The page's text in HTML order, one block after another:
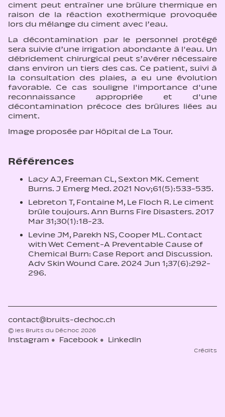
ciment peut entraîner une brûlure thermique en
raison de la réaction exothermique provoquée
lors du mélange du ciment avec l’eau.
La décontamination par le personnel protégé
sera suivie d’une irrigation abondante à l'eau. Un
débridement chirurgical peut s’avérer nécessaire
dans environ un tiers des cas. Ce patient, suivi à
la consultation des plaies, a eu une évolution
favorable. Ce cas souligne l'importance d'une
reconnaissance appropriée et d'une
décontamination précoce des brûlures liées au
ciment.
Image proposée par Hôpital de La Tour.
Références
Lacy AJ, Freeman CL, Sexton MK. Cement
Burns. J Emerg Med. 2021 Nov;61(5):533-535.
Lebreton T, Fontaine M, Le Floch R. Le ciment
brûle toujours. Ann Burns Fire Disasters. 2017
Mar 31;30(1):18-23.
Levine JM, Parekh NS, Cooper ML. Contact
with Wet Cement-A Preventable Cause of
Chemical Burn: Case Report and Discussion.
Adv Skin Wound Care. 2024 Jun 1;37(6):292-
296.
contact@bruits-dechoc.ch
© les Bruits du Déchoc 2026
Instagram Facebook LinkedIn
Crédits